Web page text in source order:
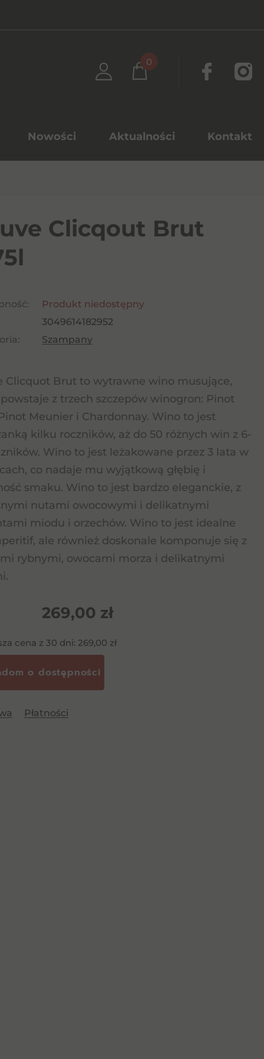
0
Nowości Aktualności Kontakt
Clicqout Brut
Produkt niedostępny
3049614182952
Szampany
Clicquot Brut to wytrawne wino musujące,
z trzech szczepów winogron: Pinot
Meunier i Chardonnay. Wino to jest
kilku roczników, aż do 50 różnych win z 6-
Wino to jest leżakowane przez 3 lata w
co nadaje mu wyjątkową głębię i
smaku. Wino to jest bardzo eleganckie, z
nutami owocowymi i delikatnymi
miodu i orzechów. Wino to jest idealne
ale również doskonale komponuje się z
rybnymi, owocami morza i delikatnymi
269,00 zł
cena z 30 dni: 269,00 zł
Płatności